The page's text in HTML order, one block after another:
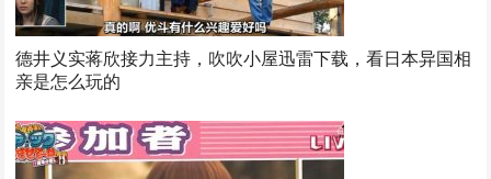
德井义实蒋欣接力主持，吹吹小屋迅雷下载，看日本异国相
亲是怎么玩的